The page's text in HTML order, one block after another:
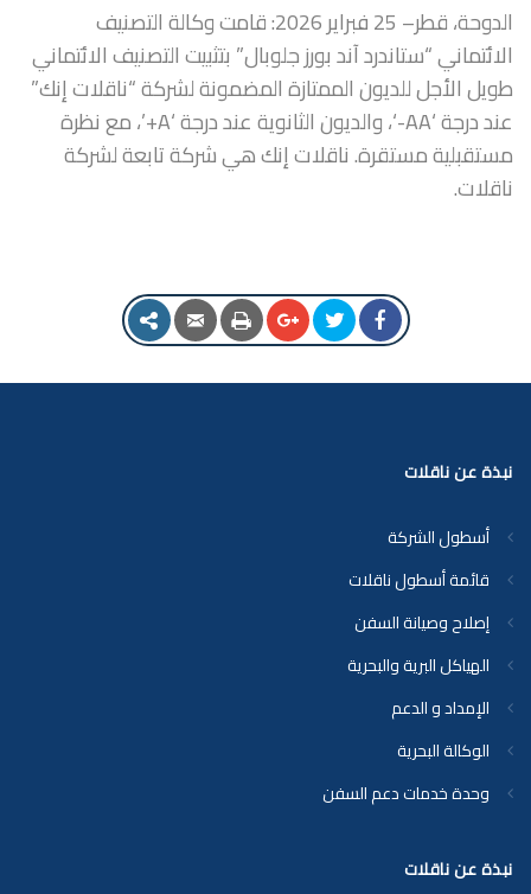
الدوحة، قطر– 25 فبراير 2026: قامت وكالة التصنيف
الائتماني “ستاندرد آند بورز جلوبال” بتثبيت التصنيف الائتماني
طويل الأجل للديون الممتازة المضمونة لشركة “ناقلات إنك”
عند درجة ‘AA-‘، والديون الثانوية عند درجة ‘A+’، مع نظرة
مستقبلية مستقرة. ناقلات إنك هي شركة تابعة لشركة
ناقلات.
نبذة عن ناقلات
أسطول الشركة
قائمة أسطول ناقلات
إصلاح وصيانة السفن
الهياكل البرية والبحرية
الإمداد و الدعم
الوكالة البحرية
وحدة خدمات دعم السفن
نبذة عن ناقلات